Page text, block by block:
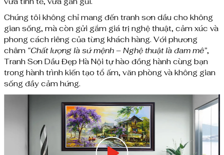
Chúng tôi không chỉ mang đến tranh sơn dầu cho không
gian sống, mà còn gửi gắm giá trị nghệ thuật, cảm xúc và
phong cách riêng của từng khách hàng. Với phương
châm “Chất lượng là sứ mệnh – Nghệ thuật là đam mê”,
Tranh Sơn Dầu Đẹp Hà Nội tự hào đồng hành cùng bạn
trong hành trình kiến tạo tổ ấm, văn phòng và không gian
sống đầy cảm hứng.